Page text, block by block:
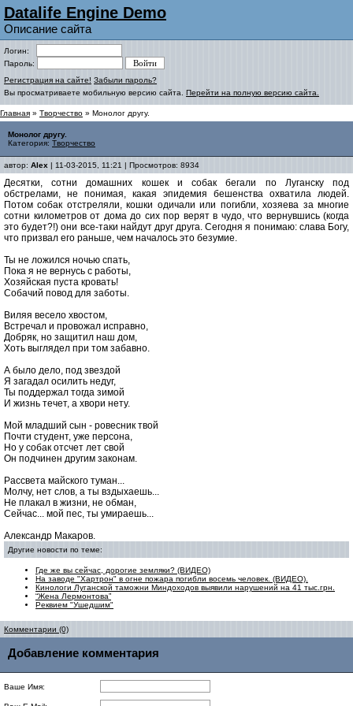
Datalife Engine Demo
Описание сайта
Логин:
Пароль:
Регистрация на сайте! Забыли пароль?
Вы просматриваете мобильную версию сайта. Перейти на полную версию сайта.
Главная » Творчество » Монолог другу.
Монолог другу.
Категория: Творчество
автор: Alex | 11-03-2015, 11:21 | Просмотров: 8934
Десятки, сотни домашних кошек и собак бегали по Луганску под
обстрелами, не понимая, какая эпидемия бешенства охватила людей.
Потом собак отстреляли, кошки одичали или погибли, хозяева за многие
сотни километров от дома до сих пор верят в чудо, что вернувшись (когда
это будет?!) они все-таки найдут друг друга. Сегодня я понимаю: слава Богу,
что призвал его раньше, чем началось это безумие.
Ты не ложился ночью спать,
Пока я не вернусь с работы,
Хозяйская пуста кровать!
Собачий повод для заботы.
Виляя весело хвостом,
Встречал и провожал исправно,
Добряк, но защитил наш дом,
Хоть выглядел при том забавно.
А было дело, под звездой
Я загадал осилить недуг,
Ты поддержал тогда зимой
И жизнь течет, а хвори нету.
Мой младший сын - ровесник твой
Почти студент, уже персона,
Но у собак отсчет лет свой
Он подчинен другим законам.
Рассвета майского туман...
Молчу, нет слов, а ты вздыхаешь...
Не плакал в жизни, не обман,
Сейчас... мой пес, ты умираешь...
Александр Макаров.
Другие новости по теме:
Где же вы сейчас, дорогие земляки? (ВИДЕО)
На заводе "Хартрон" в огне пожара погибли восемь человек. (ВИДЕО).
Кинологи Луганской таможни Миндоходов выявили нарушений на 41 тыс.грн.
“Жена Лермонтова”
Реквием "Ушедшим"
Комментарии (0)
Добавление комментария
Ваше Имя: